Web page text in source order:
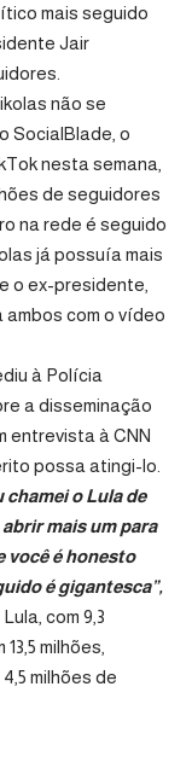
mais seguido
Jair
não se
SocialBlade, o
nesta semana,
de seguidores
na rede é seguido
já possuía mais
o ex-presidente,
ambos com o vídeo
à Polícia
a disseminação
entrevista à CNN
possa atingi-lo.
chamei o Lula de
mais um para
você é honesto
é gigantesca”,
com 9,3
milhões,
milhões de